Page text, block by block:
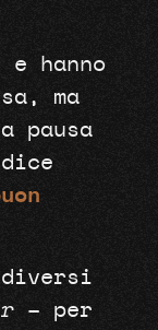
e hanno
ma
pausa
diversi
– per